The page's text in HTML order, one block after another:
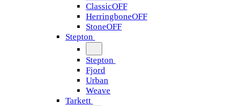
ClassicOFF
HerringboneOFF
StoneOFF
Stepton
Stepton
Fjord
Urban
Weave
Tarkett